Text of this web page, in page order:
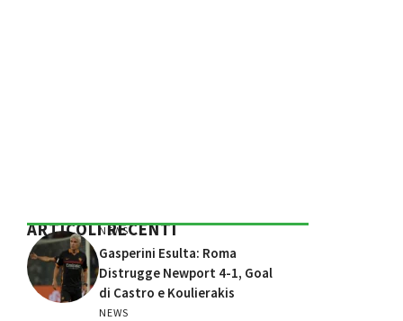
ARTICOLI RECENTI
NEWS
Gasperini Esulta: Roma
Distrugge Newport 4-1, Goal
di Castro e Koulierakis
NEWS